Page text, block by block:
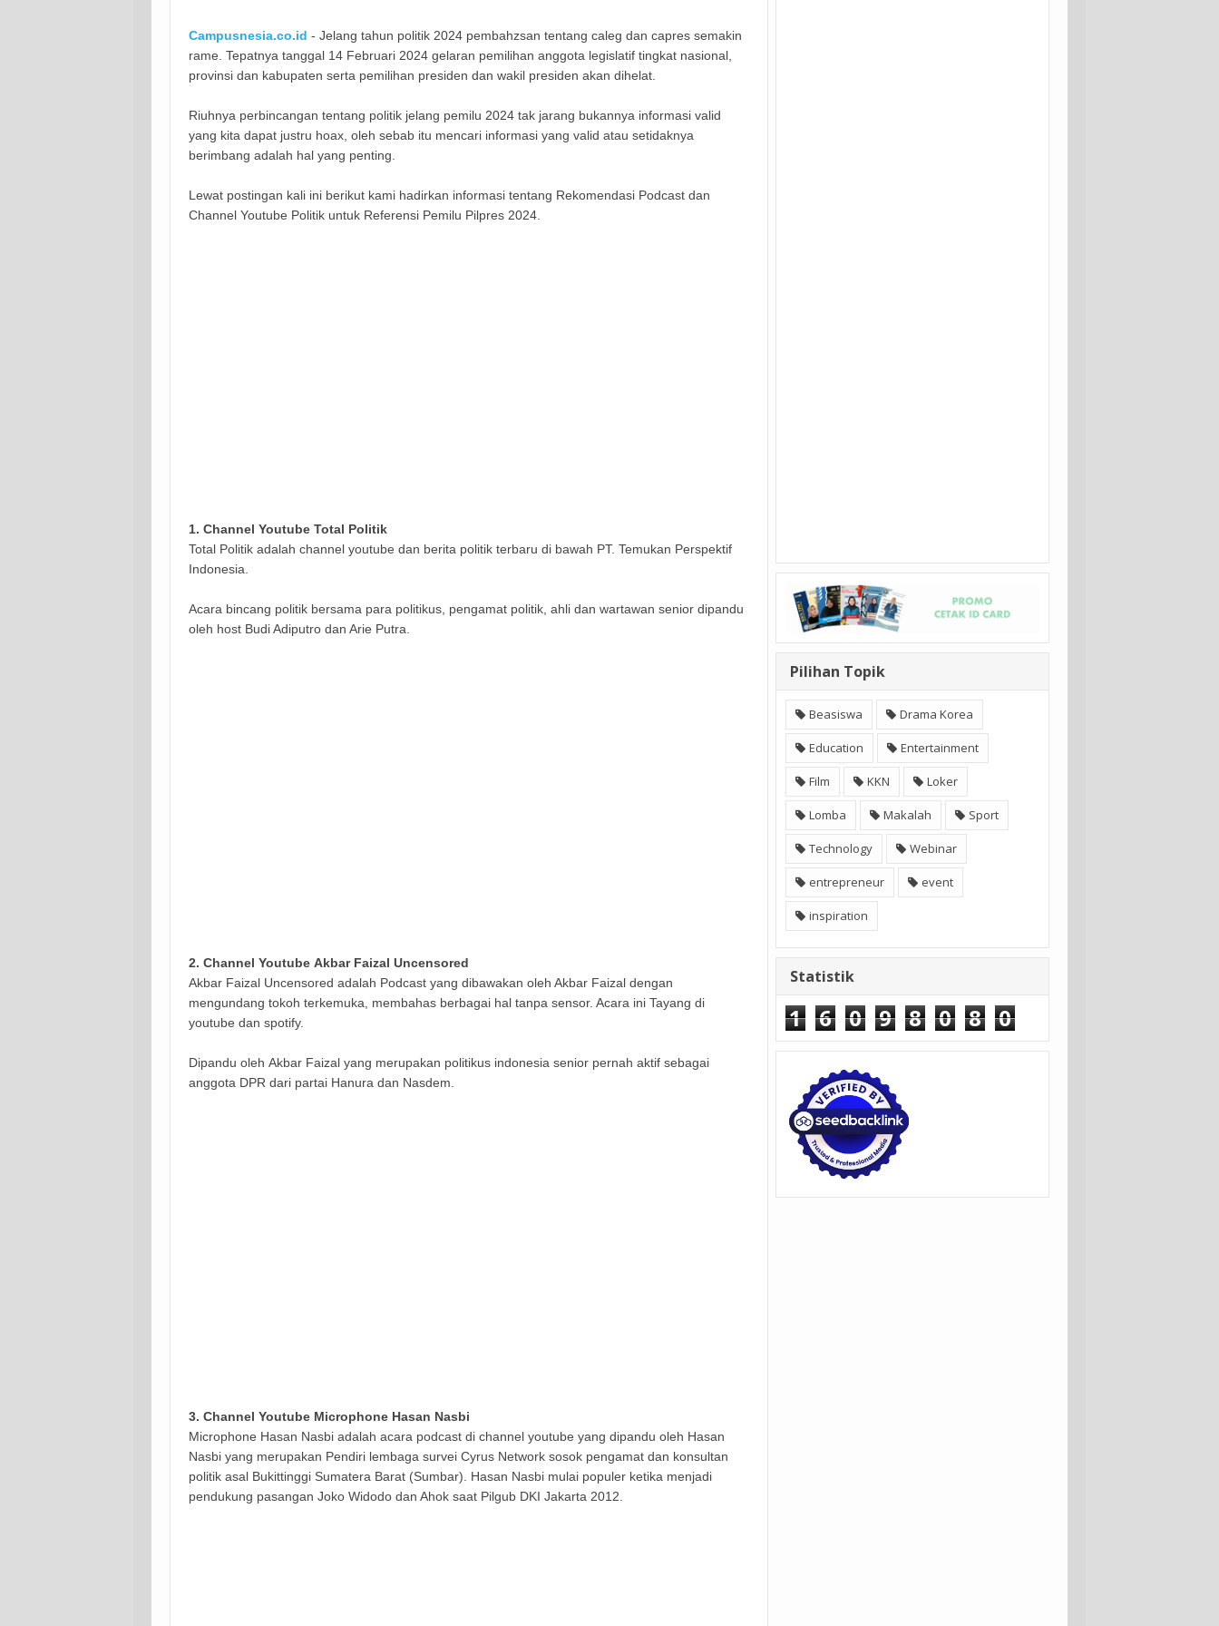
Campusnesia.co.id - Jelang tahun politik 2024 pembahzsan tentang caleg dan capres semakin
rame. Tepatnya tanggal 14 Februari 2024 gelaran pemilihan anggota legislatif tingkat nasional,
provinsi dan kabupaten serta pemilihan presiden dan wakil presiden akan dihelat.
Riuhnya perbincangan tentang politik jelang pemilu 2024 tak jarang bukannya informasi valid
yang kita dapat justru hoax, oleh sebab itu mencari informasi yang valid atau setidaknya
berimbang adalah hal yang penting.
Lewat postingan kali ini berikut kami hadirkan informasi tentang Rekomendasi Podcast dan
Channel Youtube Politik untuk Referensi Pemilu Pilpres 2024.
1. Channel Youtube Total Politik
Total Politik adalah channel youtube dan berita politik terbaru di bawah PT. Temukan Perspektif
Indonesia.
Acara bincang politik bersama para politikus, pengamat politik, ahli dan wartawan senior dipandu
oleh host Budi Adiputro dan Arie Putra.
2. Channel Youtube Akbar Faizal Uncensored
Akbar Faizal Uncensored adalah Podcast yang dibawakan oleh Akbar Faizal dengan
mengundang tokoh terkemuka, membahas berbagai hal tanpa sensor. Acara ini Tayang di
youtube dan spotify.
Dipandu oleh Akbar Faizal yang merupakan politikus indonesia senior pernah aktif sebagai
anggota DPR dari partai Hanura dan Nasdem.
3. Channel Youtube Microphone Hasan Nasbi
Microphone Hasan Nasbi adalah acara podcast di channel youtube yang dipandu oleh Hasan
Nasbi yang merupakan Pendiri lembaga survei Cyrus Network sosok pengamat dan konsultan
politik asal Bukittinggi Sumatera Barat (Sumbar). Hasan Nasbi mulai populer ketika menjadi
pendukung pasangan Joko Widodo dan Ahok saat Pilgub DKI Jakarta 2012.
Pilihan Topik
Beasiswa Drama Korea
Education Entertainment
Film KKN Loker
Lomba Makalah Sport
Technology Webinar
entrepreneur event
inspiration
Statistik
1 6 0 9 8 0 8 0